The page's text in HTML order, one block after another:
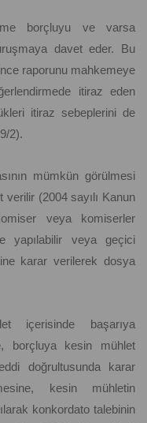
borçluyu ve varsa
davet eder. Bu
raporunu mahkemeye
itiraz eden
itiraz sebeplerini de
2).
mümkün görülmesi
verilir (2004 sayılı Kanun
veya komiserler
yapılabilir veya geçici
karar verilerek dosya
içerisinde başarıya
borçluya kesin mühlet
doğrultusunda karar
kesin mühletin
konkordato talebinin